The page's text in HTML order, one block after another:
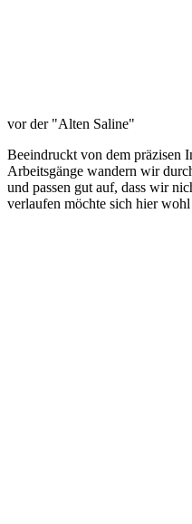
vor der "Alten Saline"
Beeindruckt von dem präzisen
Arbeitsgänge wandern wir
und passen gut auf, dass wir
verlaufen möchte sich hier